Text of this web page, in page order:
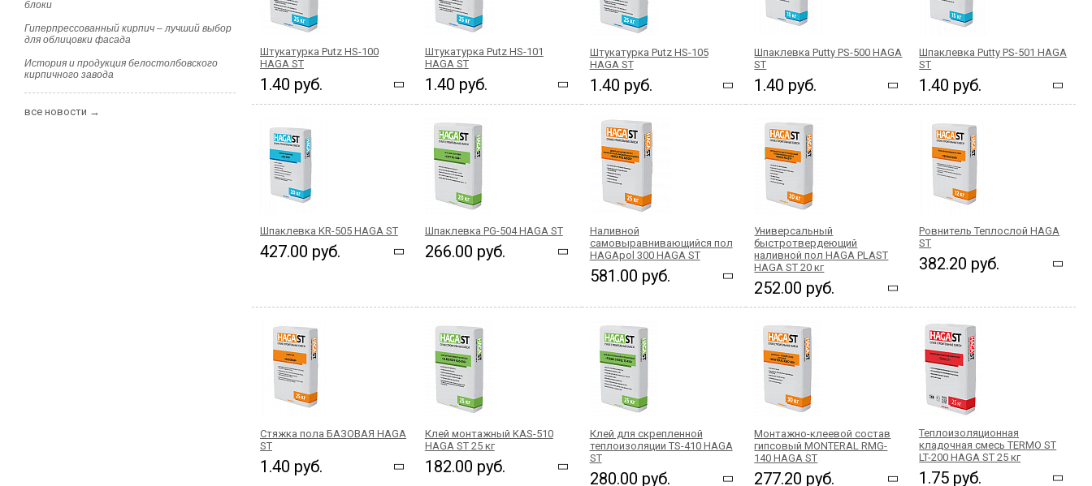
Штукатурка Putz HS-100
HAGA ST
1.40 руб.
Штукатурка Putz HS-101
HAGA ST
1.40 руб.
Штукатурка Putz HS-105
HAGA ST
1.40 руб.
Шпаклевка Putty PS-500 HAGA
ST
1.40 руб.
Шпаклевка Putty PS-501 HAGA
ST
1.40 руб.
Шпаклевка KR-505 HAGA ST
427.00 руб.
Шпаклевка PG-504 HAGA ST
266.00 руб.
Наливной
самовыравнивающийся пол
HAGApol 300 HAGA ST
581.00 руб.
Универсальный
быстротвердеющий
наливной пол HAGA PLAST
HAGA ST 20 кг
252.00 руб.
Ровнитель Теплослой HAGA
ST
382.20 руб.
Стяжка пола БАЗОВАЯ HAGA
ST
1.40 руб.
Клей монтажный KAS-510
HAGA ST 25 кг
182.00 руб.
Клей для скрепленной
теплоизоляции TS-410 HAGA
ST
280.00 руб.
Монтажно-клеевой состав
гипсовый MONTERAL RMG-
140 HAGA ST
277.20 руб.
Теплоизоляционная
кладочная смесь TERMO ST
LT-200 HAGA ST 25 кг
1.75 руб.
блоки
Гиперпрессованный кирпич – лучший выбор
для облицовки фасада
История и продукция белостолбовского
кирпичного завода
все новости →